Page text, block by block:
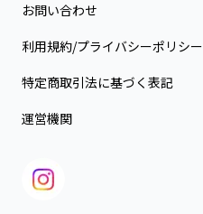
お問い合わせ
利用規約/プライバシーポリシー
特定商取引法に基づく表記
運営機関